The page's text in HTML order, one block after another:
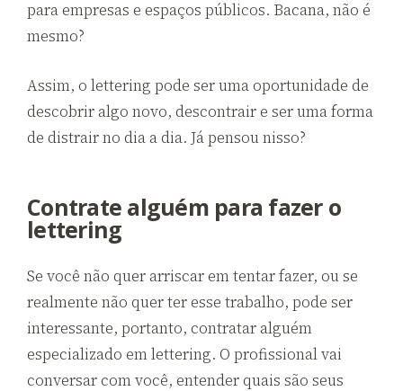
para empresas e espaços públicos. Bacana, não é
mesmo?
Assim, o lettering pode ser uma oportunidade de
descobrir algo novo, descontrair e ser uma forma
de distrair no dia a dia. Já pensou nisso?
Contrate alguém para fazer o
lettering
Se você não quer arriscar em tentar fazer, ou se
realmente não quer ter esse trabalho, pode ser
interessante, portanto, contratar alguém
especializado em lettering. O profissional vai
conversar com você, entender quais são seus